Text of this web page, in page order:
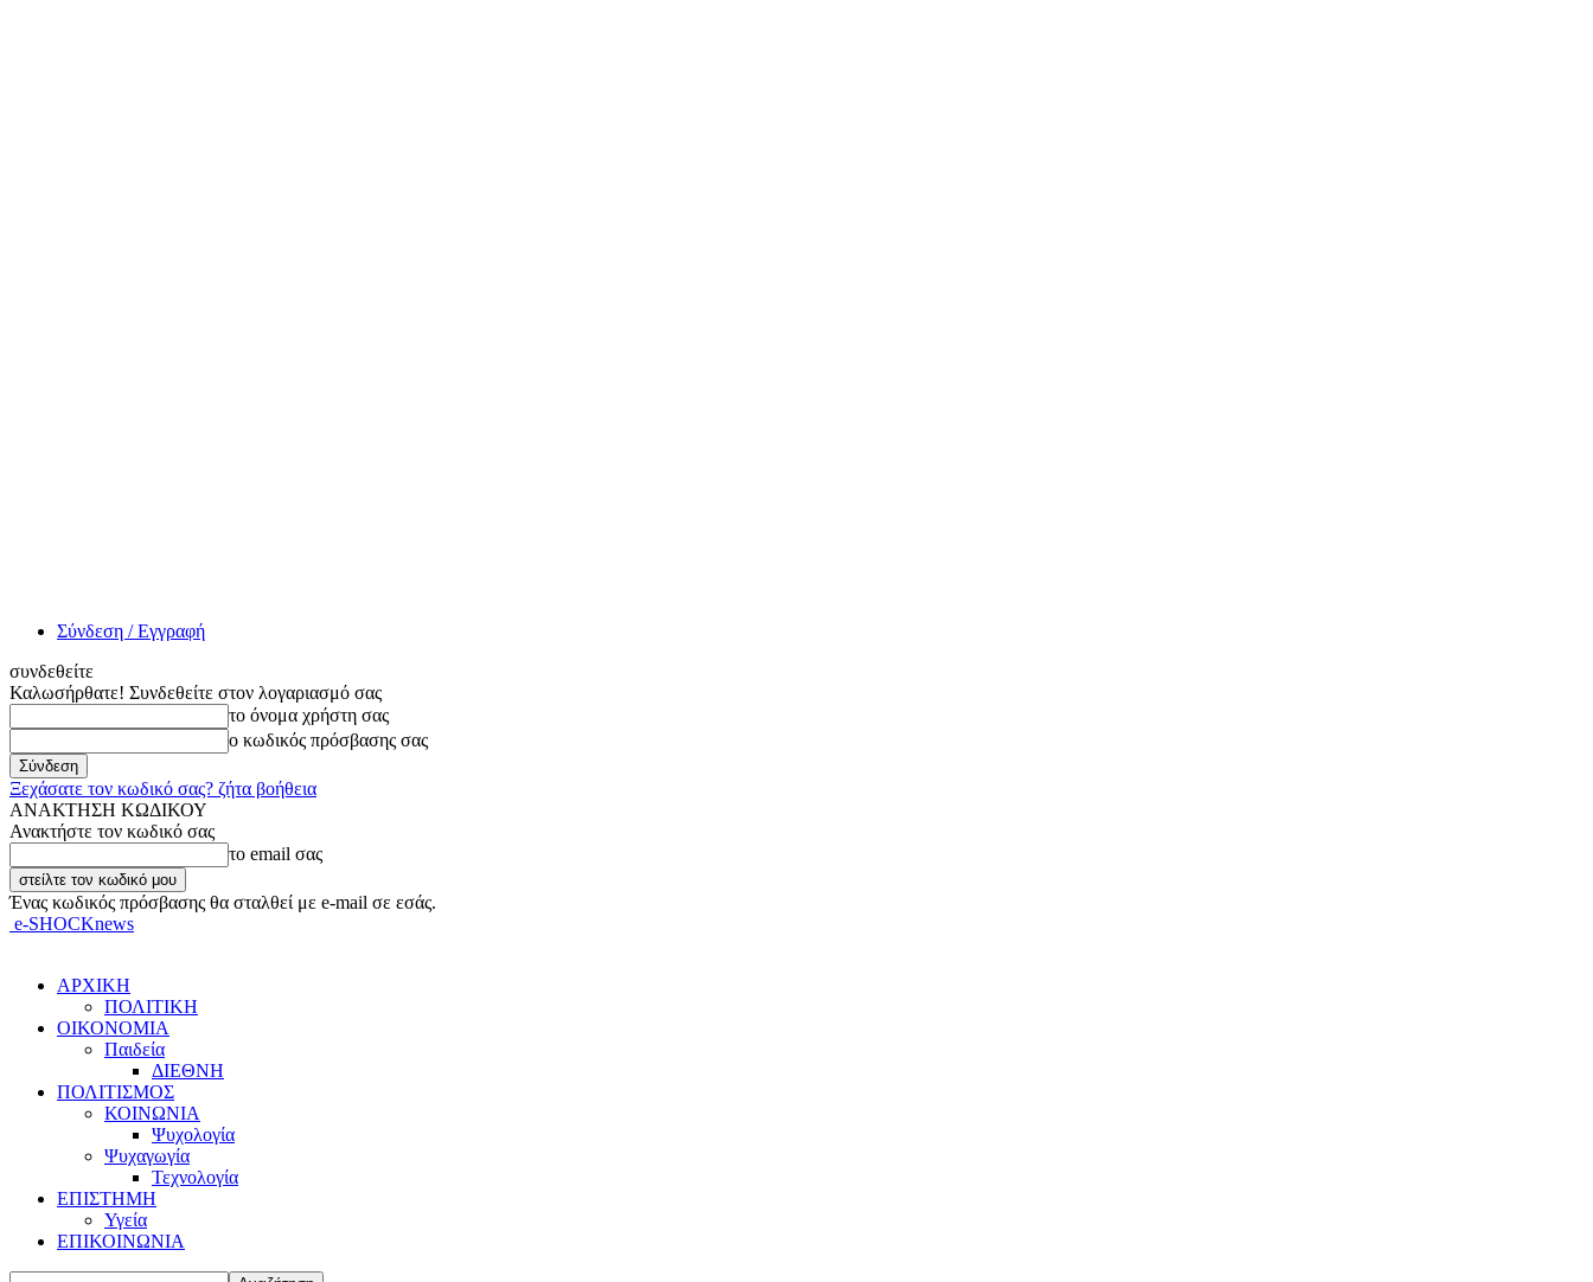
Σύνδεση / Εγγραφή
συνδεθείτε
Καλωσήρθατε! Συνδεθείτε στον λογαριασμό σας
το όνομα χρήστη σας
ο κωδικός πρόσβασης σας
Ξεχάσατε τον κωδικό σας? ζήτα βοήθεια
ΑΝΑΚΤΗΣΗ ΚΩΔΙΚΟΥ
Ανακτήστε τον κωδικό σας
το email σας
Ένας κωδικός πρόσβασης θα σταλθεί με e-mail σε εσάς.
e-SHOCKnews
ΑΡΧΙΚΗ
ΠΟΛΙΤΙΚΗ
ΟΙΚΟΝΟΜΙΑ
Παιδεία
ΔΙΕΘΝΗ
ΠΟΛΙΤΙΣΜΟΣ
ΚΟΙΝΩΝΙΑ
Ψυχολογία
Ψυχαγωγία
Τεχνολογία
ΕΠΙΣΤΗΜΗ
Υγεία
ΕΠΙΚΟΙΝΩΝΙΑ